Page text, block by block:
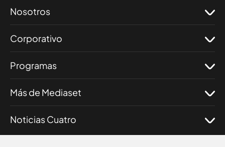
Nosotros
Corporativo
Programas
Más de Mediaset
Noticias Cuatro